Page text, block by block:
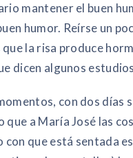
mantener el buen
humor. Reírse un
la risa produce
dicen algunos
con dos días
a María José las
con que está sentada